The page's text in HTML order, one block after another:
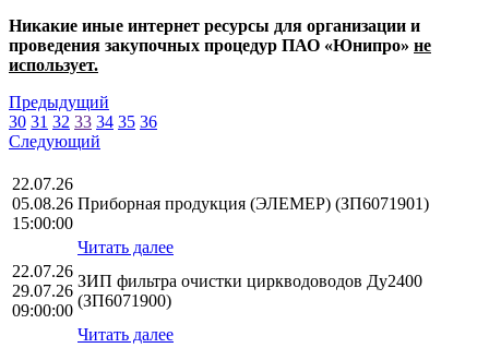
Никакие иные интернет ресурсы для организации и
проведения закупочных процедур ПАО «Юнипро» не
использует.
Предыдущий
30 31 32 33 34 35 36
Следующий
22.07.26
05.08.26
15:00:00
Приборная продукция (ЭЛЕМЕР) (ЗП6071901)
Читать далее
22.07.26
29.07.26
09:00:00
ЗИП фильтра очистки циркводоводов Ду2400
(ЗП6071900)
Читать далее